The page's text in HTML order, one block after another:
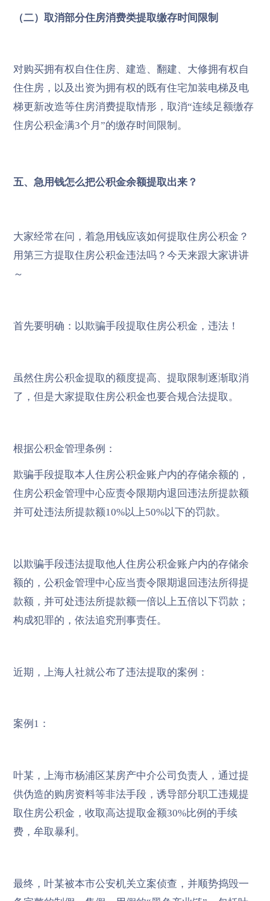
（二）取消部分住房消费类提取缴存时间限制
对购买拥有权自住住房、建造、翻建、大修拥有权自
住住房，以及出资为拥有权的既有住宅加装电梯及电
梯更新改造等住房消费提取情形，取消“连续足额缴存
住房公积金满3个月”的缴存时间限制。
五、急用钱怎么把公积金余额提取出来？
大家经常在问，着急用钱应该如何提取住房公积金？
用第三方提取住房公积金违法吗？今天来跟大家讲讲
～
首先要明确：以欺骗手段提取住房公积金，违法！
虽然住房公积金提取的额度提高、提取限制逐渐取消
了，但是大家提取住房公积金也要合规合法提取。
根据公积金管理条例：
欺骗手段提取本人住房公积金账户内的存储余额的，
住房公积金管理中心应责令限期内退回违法所提款额
并可处违法所提款额10%以上50%以下的罚款。
以欺骗手段违法提取他人住房公积金账户内的存储余
额的，公积金管理中心应当责令限期退回违法所得提
款额，并可处违法所提款额一倍以上五倍以下罚款；
构成犯罪的，依法追究刑事责任。
近期，上海人社就公布了违法提取的案例：
案例1：
叶某，上海市杨浦区某房产中介公司负责人，通过提
供伪造的购房资料等非法手段，诱导部分职工违规提
取住房公积金，收取高达提取金额30%比例的手续
费，牟取暴利。
最终，叶某被本市公安机关立案侦查，并顺势捣毁一